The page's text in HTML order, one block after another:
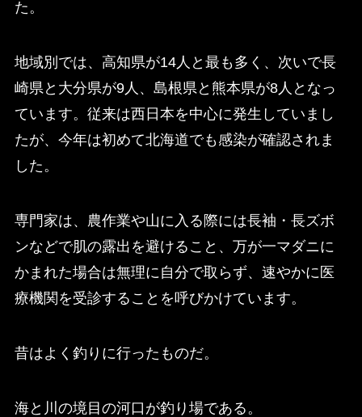
た。
地域別では、高知県が14人と最も多く、次いで長
崎県と大分県が9人、島根県と熊本県が8人となっ
ています。従来は西日本を中心に発生していまし
たが、今年は初めて北海道でも感染が確認されま
した。
専門家は、農作業や山に入る際には長袖・長ズボ
ンなどで肌の露出を避けること、万が一マダニに
かまれた場合は無理に自分で取らず、速やかに医
療機関を受診することを呼びかけています。
昔はよく釣りに行ったものだ。
海と川の境目の河口が釣り場である。